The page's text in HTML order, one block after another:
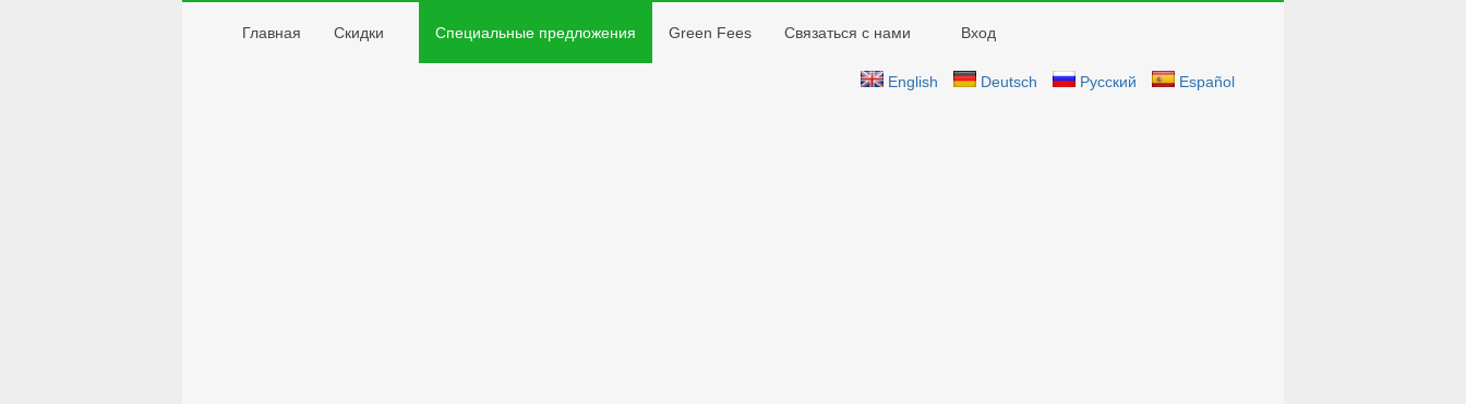
Главная
Скидки Специальные предложения Green Fees Связаться с нами Вход
English Deutsch Русский Español